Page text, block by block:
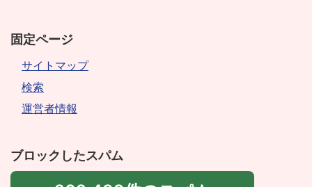
固定ページ
サイトマップ
検索
運営者情報
ブロックしたスパム